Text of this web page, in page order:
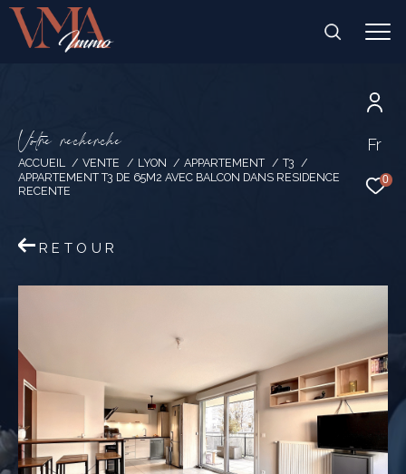
Fr
0
Votre recherche
ACCUEIL VENTE LYON APPARTEMENT
T3
APPARTEMENT T3 DE 65M2 AVEC BALCON DANS RESIDENCE
RECENTE
RETOUR